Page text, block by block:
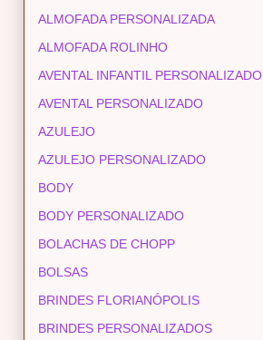
ALMOFADA PERSONALIZADA
ALMOFADA ROLINHO
AVENTAL INFANTIL PERSONALIZADO
AVENTAL PERSONALIZADO
AZULEJO
AZULEJO PERSONALIZADO
BODY
BODY PERSONALIZADO
BOLACHAS DE CHOPP
BOLSAS
BRINDES FLORIANÓPOLIS
BRINDES PERSONALIZADOS